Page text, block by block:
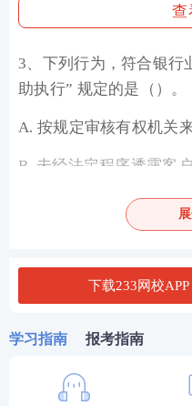
查
3、下列行为，符合银行
助执行” 规定的是（）。
A. 按规定审核有权机关
B. 未经法定程序透露客
C. 协助客户转移资产
查
4、商业银行应当披露的
A. 股权董事的家庭情况
下载233网校
学习指南 报考指南